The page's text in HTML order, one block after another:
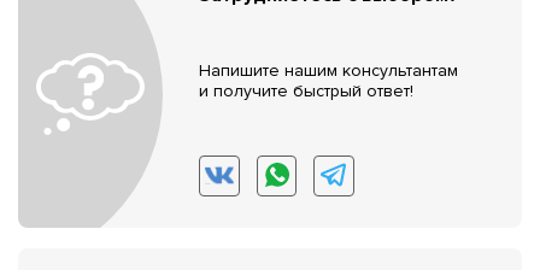
Напишите нашим консультантам
и получите быстрый ответ!